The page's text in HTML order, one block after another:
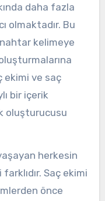
daha fazla
olmaktadır. Bu
kelimeye
ekimi ve saç
bir içerik
oluşturucusu
herkesin
Saç ekimi
önce